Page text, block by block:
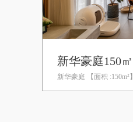
新华豪庭 【面积 :150m²】